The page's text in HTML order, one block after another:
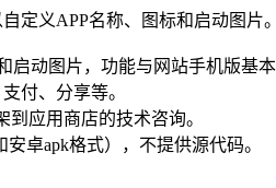
定义APP名称、图标和启动图片。
动图片，功能与网站手机版基
付、分享等。
应用商店的技术咨询。
卓apk格式），不提供源代码。